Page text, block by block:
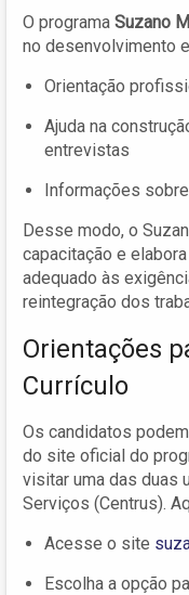
O programa Suzano
no desenvolvimento
Orientação
Ajuda na
entrevistas
Informações
Desse modo, o
capacitação e
adequado às
reintegração dos
Orientações
Currículo
Os candidatos
do site oficial do
visitar uma das duas
Serviços (Centrus).
Acesse o site
Escolha a opção